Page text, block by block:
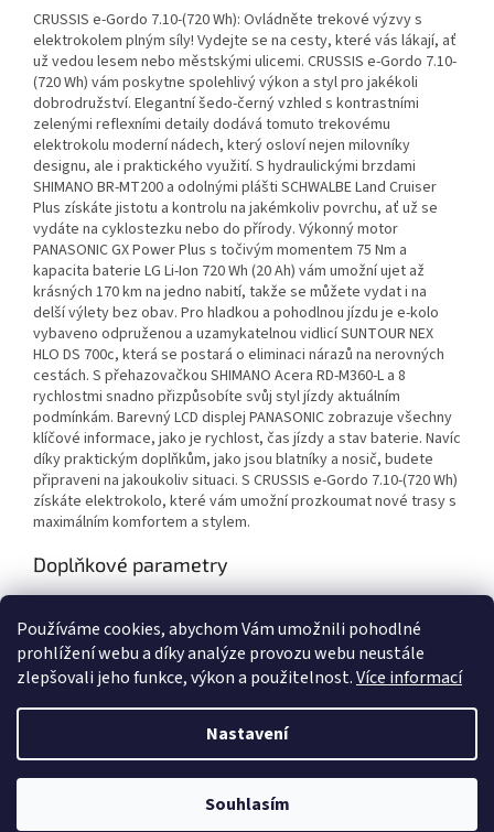
Používáme cookies, abychom Vám umožnili pohodlné
prohlížení webu a díky analýze provozu webu neustále
zlepšovali jeho funkce, výkon a použitelnost.Více informací
Nastavení
Souhlasím
CRUSSIS e-Gordo 7.10-(720 Wh): Ovládněte trekové výzvy s
elektrokolem plným síly! Vydejte se na cesty, které vás lákají, ať
už vedou lesem nebo městskými ulicemi. CRUSSIS e-Gordo 7.10-
(720 Wh) vám poskytne spolehlivý výkon a styl pro jakékoli
dobrodružství. Elegantní šedo-černý vzhled s kontrastními
zelenými reflexními detaily dodává tomuto trekovému
elektrokolu moderní nádech, který osloví nejen milovníky
designu, ale i praktického využití. S hydraulickými brzdami
SHIMANO BR-MT200 a odolnými plášti SCHWALBE Land Cruiser
Plus získáte jistotu a kontrolu na jakémkoliv povrchu, ať už se
vydáte na cyklostezku nebo do přírody. Výkonný motor
PANASONIC GX Power Plus s točivým momentem 75 Nm a
kapacita baterie LG Li-Ion 720 Wh (20 Ah) vám umožní ujet až
krásných 170 km na jedno nabití, takže se můžete vydat i na
delší výlety bez obav. Pro hladkou a pohodlnou jízdu je e-kolo
vybaveno odpruženou a uzamykatelnou vidlicí SUNTOUR NEX
HLO DS 700c, která se postará o eliminaci nárazů na nerovných
cestách. S přehazovačkou SHIMANO Acera RD-M360-L a 8
rychlostmi snadno přizpůsobíte svůj styl jízdy aktuálním
podmínkám. Barevný LCD displej PANASONIC zobrazuje všechny
klíčové informace, jako je rychlost, čas jízdy a stav baterie. Navíc
díky praktickým doplňkům, jako jsou blatníky a nosič, budete
připraveni na jakoukoliv situaci. S CRUSSIS e-Gordo 7.10-(720 Wh)
získáte elektrokolo, které vám umožní prozkoumat nové trasy s
maximálním komfortem a stylem.
Doplňkové parametry
EAN: 8595640728022
Vytvořil Shoptet
Elektrokola - Dobruška